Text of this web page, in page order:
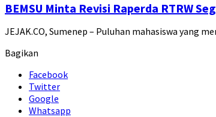
BEMSU Minta Revisi Raperda RTRW
JEJAK.CO, Sumenep – Puluhan mahasiswa yang
Bagikan
Facebook
Twitter
Google
Whatsapp